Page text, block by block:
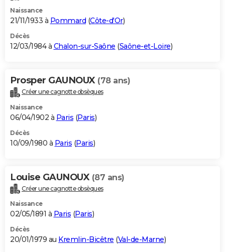
Naissance
21/11/1933 à Pommard (Côte-d'Or)
Décès
12/03/1984 à Chalon-sur-Saône (Saône-et-Loire)
Prosper GAUNOUX (78 ans)
Créer une cagnotte obsèques
Naissance
06/04/1902 à Paris (Paris)
Décès
10/09/1980 à Paris (Paris)
Louise GAUNOUX (87 ans)
Créer une cagnotte obsèques
Naissance
02/05/1891 à Paris (Paris)
Décès
20/01/1979 au Kremlin-Bicêtre (Val-de-Marne)